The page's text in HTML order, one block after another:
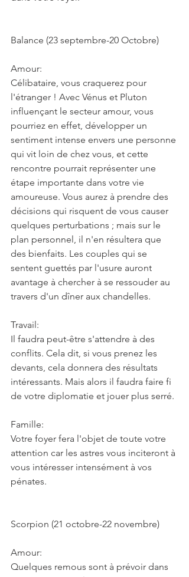
Balance (23 septembre-20 Octobre)
Amour:
Célibataire, vous craquerez pour
l'étranger ! Avec Vénus et Pluton
influençant le secteur amour, vous
pourriez en effet, développer un
sentiment intense envers une personne
qui vit loin de chez vous, et cette
rencontre pourrait représenter une
étape importante dans votre vie
amoureuse. Vous aurez à prendre des
décisions qui risquent de vous causer
quelques perturbations ; mais sur le
plan personnel, il n'en résultera que
des bienfaits. Les couples qui se
sentent guettés par l'usure auront
avantage à chercher à se ressouder au
travers d'un dîner aux chandelles.
Travail:
Il faudra peut-être s'attendre à des
conflits. Cela dit, si vous prenez les
devants, cela donnera des résultats
intéressants. Mais alors il faudra faire fi
de votre diplomatie et jouer plus serré.
Famille:
Votre foyer fera l'objet de toute votre
attention car les astres vous inciteront à
vous intéresser intensément à vos
pénates.
Scorpion (21 octobre-22 novembre)
Amour:
Quelques remous sont à prévoir dans